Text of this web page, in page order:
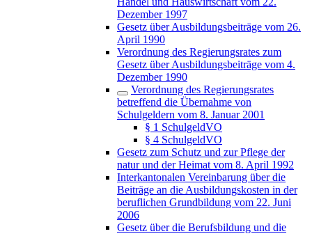
Dezember 1997
Gesetz über Ausbildungsbeiträge vom 26.
April 1990
Verordnung des Regierungsrates zum
Gesetz über Ausbildungsbeiträge vom 4.
Dezember 1990
Verordnung des Regierungsrates
betreffend die Übernahme von
Schulgeldern vom 8. Januar 2001
§ 1 SchulgeldVO
§ 4 SchulgeldVO
Gesetz zum Schutz und zur Pflege der
natur und der Heimat vom 8. April 1992
Interkantonalen Vereinbarung über die
Beiträge an die Ausbildungskosten in der
beruflichen Grundbildung vom 22. Juni
2006
Gesetz über die Berufsbildung und die